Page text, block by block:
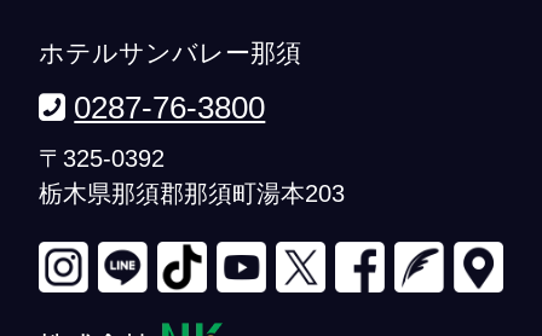
ホテルサンバレー那須
0287-76-3800
〒325-0392
栃木県那須郡那須町湯本203